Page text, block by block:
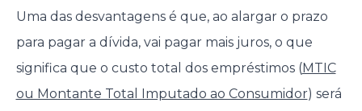
Uma das desvantagens é que, ao alargar o prazo
para pagar a dívida, vai pagar mais juros, o que
significa que o custo total dos empréstimos (MTIC
ou Montante Total Imputado ao Consumidor) será